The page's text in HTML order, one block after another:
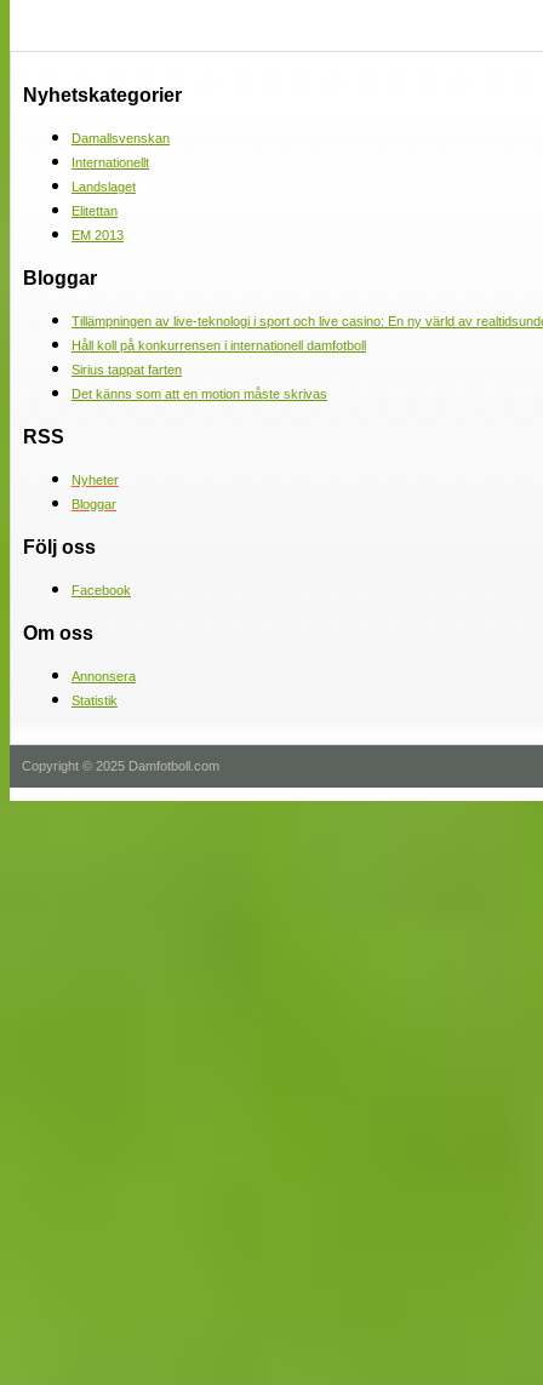
Nyhetskategorier
Damallsvenskan
Internationellt
Landslaget
Elitettan
EM 2013
Bloggar
Tillämpningen av live-teknologi i sport och live casino: En ny värld av
Håll koll på konkurrensen i internationell damfotboll
Sirius tappat farten
Det känns som att en motion måste skrivas
RSS
Nyheter
Bloggar
Följ oss
Facebook
Om oss
Annonsera
Statistik
Copyright © 2025 Damfotboll.com